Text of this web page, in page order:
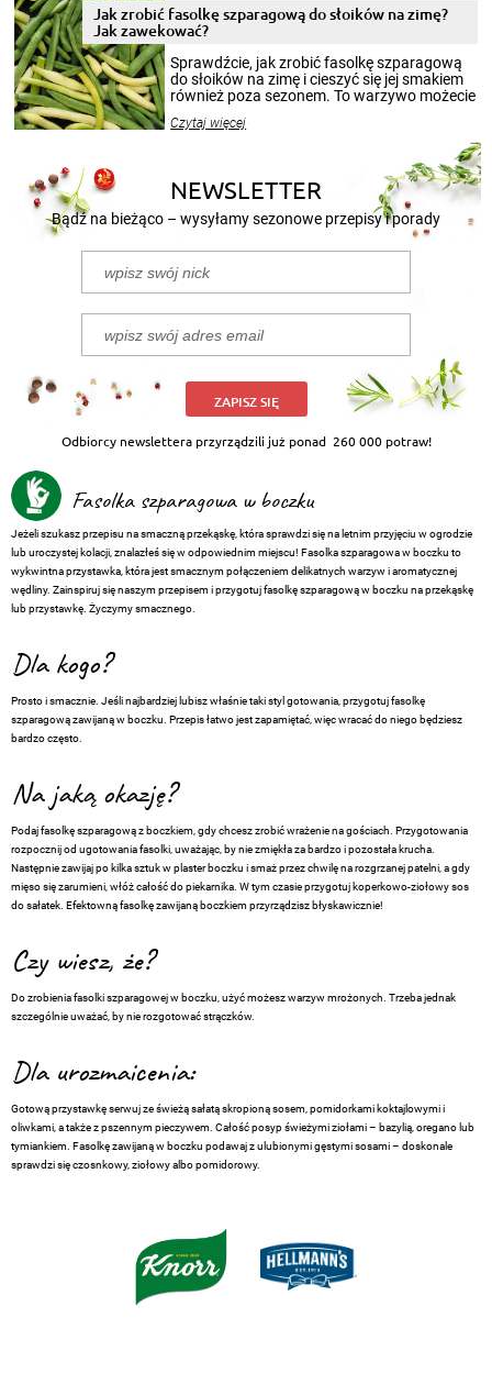
pełni poczuć atmosferę cieplejszych
miesięcy. Przygotowanie słoików ze
patenty, które pozwolą zachować świeżość
przetworów.
Jak zrobić fasolkę szparagową do słoików na zimę?
Jak zawekować?
Sprawdźcie, jak zrobić fasolkę szparagową
do słoików na zimę i cieszyć się jej smakiem
również poza sezonem. To warzywo możecie
nasze propozycje!
Czytaj więcej
NEWSLETTER
Bądź na bieżąco – wysyłamy sezonowe przepisy i porady
ZAPISZ SIĘ
Odbiorcy newslettera przyrządzili już ponad 260 000 potraw!
Fasolka szparagowa w boczku
Jeżeli szukasz przepisu na smaczną przekąskę, która sprawdzi się na letnim przyjęciu w ogrodzie
lub uroczystej kolacji, znalazłeś się w odpowiednim miejscu! Fasolka szparagowa w boczku to
wykwintna przystawka, która jest smacznym połączeniem delikatnych warzyw i aromatycznej
wędliny. Zainspiruj się naszym przepisem i przygotuj fasolkę szparagową w boczku na przekąskę
lub przystawkę. Życzymy smacznego.
Dla kogo?
Prosto i smacznie. Jeśli najbardziej lubisz właśnie taki styl gotowania, przygotuj fasolkę
szparagową zawijaną w boczku. Przepis łatwo jest zapamiętać, więc wracać do niego będziesz
bardzo często.
Na jaką okazję?
Podaj fasolkę szparagową z boczkiem, gdy chcesz zrobić wrażenie na gościach. Przygotowania
rozpocznij od ugotowania fasolki, uważając, by nie zmiękła za bardzo i pozostała krucha.
Następnie zawijaj po kilka sztuk w plaster boczku i smaż przez chwilę na rozgrzanej patelni, a gdy
mięso się zarumieni, włóż całość do piekarnika. W tym czasie przygotuj koperkowo-ziołowy sos
do sałatek. Efektowną fasolkę zawijaną boczkiem przyrządzisz błyskawicznie!
Czy wiesz, że?
Do zrobienia fasolki szparagowej w boczku, użyć możesz warzyw mrożonych. Trzeba jednak
szczególnie uważać, by nie rozgotować strączków.
Dla urozmaicenia:
Gotową przystawkę serwuj ze świeżą sałatą skropioną sosem, pomidorkami koktajlowymi i
oliwkami, a także z pszennym pieczywem. Całość posyp świeżymi ziołami – bazylią, oregano lub
tymiankiem. Fasolkę zawijaną w boczku podawaj z ulubionymi gęstymi sosami – doskonale
sprawdzi się czosnkowy, ziołowy albo pomidorowy.